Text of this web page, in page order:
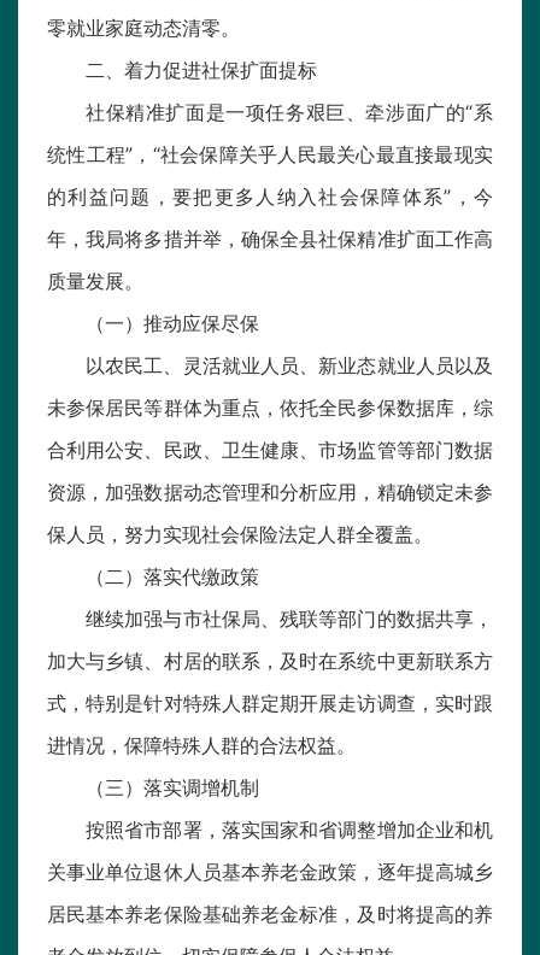
零就业家庭动态清零。
二、着力促进社保扩面提标
社保精准扩面是一项任务艰巨、牵涉面广的“系
统性工程”，“社会保障关乎人民最关心最直接最现实
的利益问题，要把更多人纳入社会保障体系”，今
年，我局将多措并举，确保全县社保精准扩面工作高
质量发展。
（一）推动应保尽保
以农民工、灵活就业人员、新业态就业人员以及
未参保居民等群体为重点，依托全民参保数据库，综
合利用公安、民政、卫生健康、市场监管等部门数据
资源，加强数据动态管理和分析应用，精确锁定未参
保人员，努力实现社会保险法定人群全覆盖。
（二）落实代缴政策
继续加强与市社保局、残联等部门的数据共享，
加大与乡镇、村居的联系，及时在系统中更新联系方
式，特别是针对特殊人群定期开展走访调查，实时跟
进情况，保障特殊人群的合法权益。
（三）落实调增机制
按照省市部署，落实国家和省调整增加企业和机
关事业单位退休人员基本养老金政策，逐年提高城乡
居民基本养老保险基础养老金标准，及时将提高的养